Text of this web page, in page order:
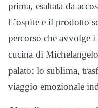
prima, esaltata da
L’ospite e il prodotto
percorso che avvolge
cucina di
palato: lo sublima,
viaggio emozionale